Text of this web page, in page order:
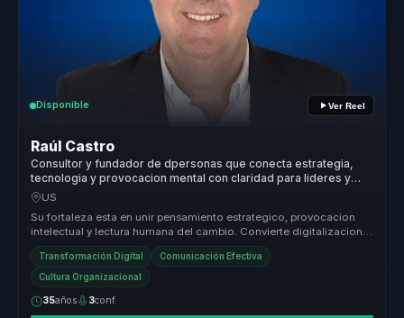
Disponible Ver Reel
Raúl Castro
Consultor y fundador de dpersonas que conecta estrategia,
tecnologia y provocacion mental con claridad para lideres y
empresas.
US
Su fortaleza esta en unir pensamiento estrategico, provocacion
intelectual y lectura humana del cambio. Convierte digitalizacion y
evoluc...
Transformación Digital Comunicación Efectiva
Cultura Organizacional
35años 3conf.